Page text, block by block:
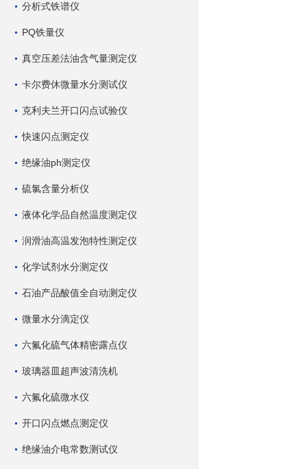
分析式铁谱仪
PQ铁量仪
真空压差法油含气量测定仪
卡尔费休微量水分测试仪
克利夫兰开口闪点试验仪
快速闪点测定仪
绝缘油ph测定仪
硫氯含量分析仪
液体化学品自然温度测定仪
润滑油高温发泡特性测定仪
化学试剂水分测定仪
石油产品酸值全自动测定仪
微量水分滴定仪
六氟化硫气体精密露点仪
玻璃器皿超声波清洗机
六氟化硫微水仪
开口闪点燃点测定仪
绝缘油介电常数测试仪